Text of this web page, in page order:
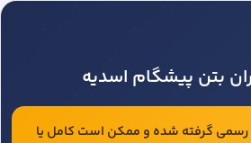
بتن پیشگام اسدیه
رسمی گرفته شده و ممکن است کامل یا